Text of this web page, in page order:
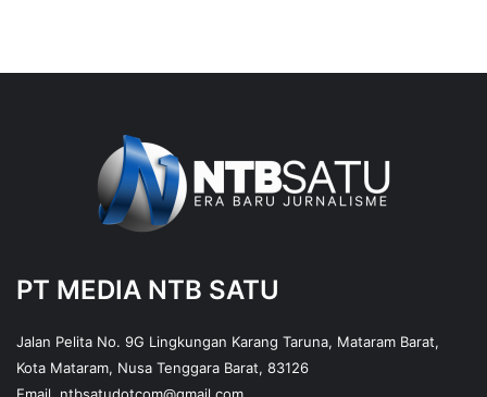
PT MEDIA NTB SATU
Jalan Pelita No. 9G Lingkungan Karang Taruna, Mataram Barat,
Kota Mataram, Nusa Tenggara Barat, 83126